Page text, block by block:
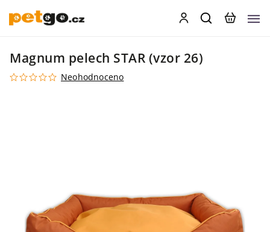
Magnum pelech STAR (vzor 26)
Neohodnoceno